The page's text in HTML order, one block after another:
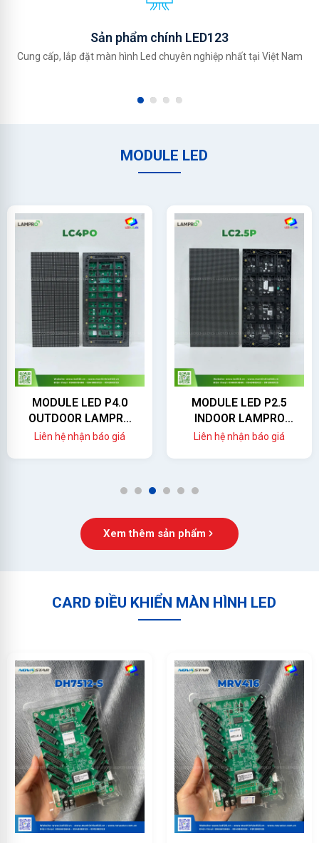
Sản phẩm chính LED123
Cung cấp, lắp đặt màn hình Led chuyên nghiệp nhất tại Việt Nam
MODULE LED
MODULE LED P4.0
OUTDOOR LAMPRO
(LC4.0PO)
Liên hệ nhận báo giá
MODULE LED P2.5
INDOOR LAMPRO
(LC2.5P)
Liên hệ nhận báo giá
1 2 3 4 5 6
Xem thêm sản phẩm
CARD ĐIỀU KHIỂN MÀN HÌNH LED